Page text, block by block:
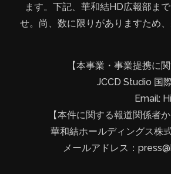
ます。下記、華和結HD広報部ま
せ。尚、数に限りがありますため